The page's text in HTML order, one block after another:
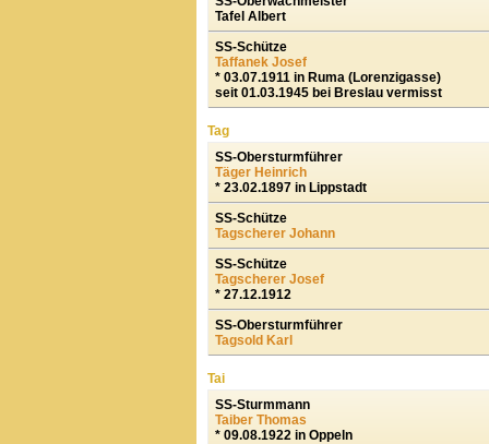
Tafel Albert
SS-Schütze
Taffanek Josef
* 03.07.1911 in Ruma (Lorenzigasse)
seit 01.03.1945 bei Breslau vermisst
Tag
SS-Obersturmführer
Täger Heinrich
* 23.02.1897 in Lippstadt
SS-Schütze
Tagscherer Johann
SS-Schütze
Tagscherer Josef
* 27.12.1912
SS-Obersturmführer
Tagsold Karl
Tai
SS-Sturmmann
Taiber Thomas
* 09.08.1922 in Oppeln